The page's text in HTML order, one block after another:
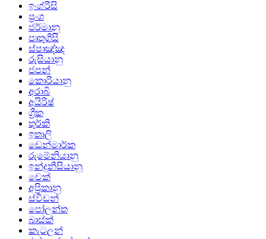
ඉංග්රීසි
ප්‍රංශ
ජර්මානු
පෘතුගීසි
ස්පාඤ්ඤ
රුසියානු
ජපන්
කොරියානු
අරාබි
අයිරිෂ්
ග්‍රීක
තුර්කි
ඉතාලි
ඩෙන්මාර්ක
රුමේනියානු
ඉන්දුනීසියානු
චෙක්
අප්‍රිකානු
ස්වීඩන්
පෝලන්ත
බාස්ක්
කැටලන්